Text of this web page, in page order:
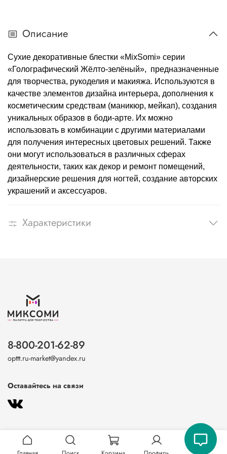
Описание
Сухие декоративные блестки «MixSomi» серии
«Голографический Жёлто-зелёный», предназначенные
для творчества, рукоделия и макияжа. Используются в
качестве элементов дизайна интерьера, дополнения к
косметическим средствам (маникюр, мейкап), создания
уникальных образов в боди-арте. Их можно
использовать в комбинации с другими материалами
для получения интересных цветовых решений. Также
они могут использоваться в различных сферах
деятельности, таких как декор и ремонт помещений,
дизайнерские решения для ногтей, создание авторских
украшений и аксессуаров.
Характеристики
8-800-201-62-89
opttt.ru-market@yandex.ru
Оставайтесь на связи